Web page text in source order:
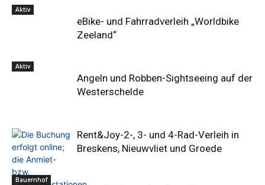
Aktiv
eBike- und Fahrradverleih „Worldbike
Zeeland“
Aktiv
Angeln und Robben-Sightseeing auf der
Westerschelde
Rent&Joy-2-, 3- und 4-Rad-Verleih in
Breskens, Nieuwvliet und Groede
Bauernhof